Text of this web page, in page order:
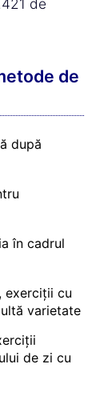
de
de
după
în cadrul
exerciții cu
varietate
de zi cu